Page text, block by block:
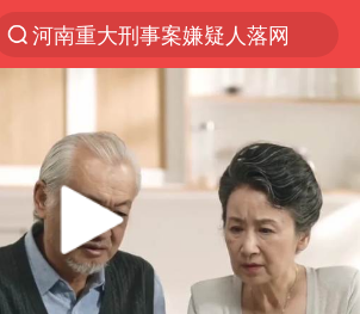
河南重大刑事案嫌疑人落网
解锁各地夏日限定体验
金饰克价一夜涨回1300元
新疆景区自驾服务费改为按车收费
视频丨中国东方电气集团原党组副书记、董事宋致远被查